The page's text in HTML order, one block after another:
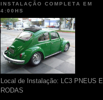
INSTALAÇÃO COMPLETA EM
4:00HS
Local de Instalação: LC3 PNEUS E
RODAS